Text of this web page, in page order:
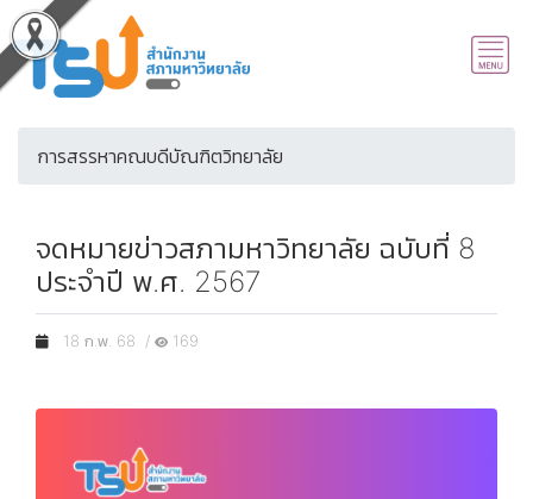
การสรรหาคณบดีบัณฑิตวิทยาลัย
จดหมายข่าวสภามหาวิทยาลัย ฉบับที่ 8
ประจำปี พ.ศ. 2567
18 ก.พ. 68 / 169